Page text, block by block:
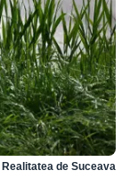
Realitatea de Suceava